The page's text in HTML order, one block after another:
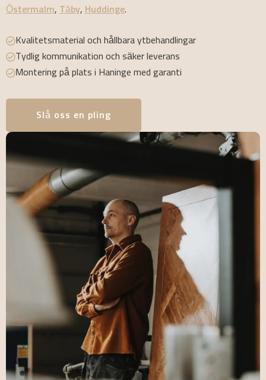
Östermalm, Täby, Huddinge.
Kvalitetsmaterial och hållbara ytbehandlingar
Tydlig kommunikation och säker leverans
Montering på plats i Haninge med garanti
Slå oss en pling